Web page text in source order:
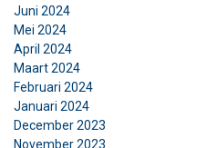
Juni 2024
Mei 2024
April 2024
Maart 2024
Februari 2024
Januari 2024
December 2023
November 2023